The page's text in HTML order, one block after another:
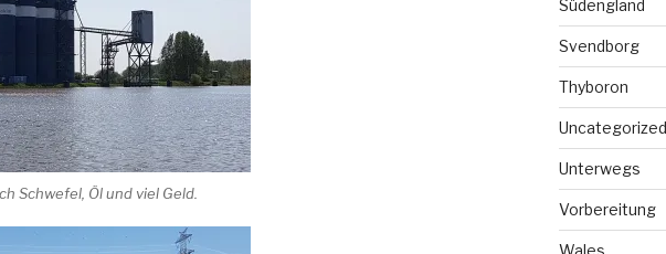
Schwefel, Öl und viel Geld.
Südengland
Svendborg
Thyboron
Uncategorized
Unterwegs
Vorbereitung